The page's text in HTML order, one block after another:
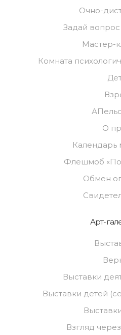
Очно-
Задай вопрос
Мастер-
Комната
О
Календарь
Флешмоб
Обмен
Арт-
Выставки
Выставки детей
Взгляд